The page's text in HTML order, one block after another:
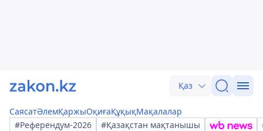
Қаз
СаясатӘлемҚаржыОқиғаҚұқықМақалалар
#Референдум-2026
#Қазақстан мақтанышы